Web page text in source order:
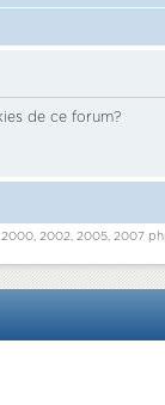
de ce forum?
2002, 2005, 2007